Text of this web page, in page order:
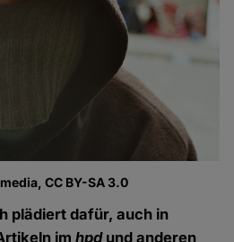
CC BY-SA 3.0
plädiert dafür, auch in
imhpdund anderen